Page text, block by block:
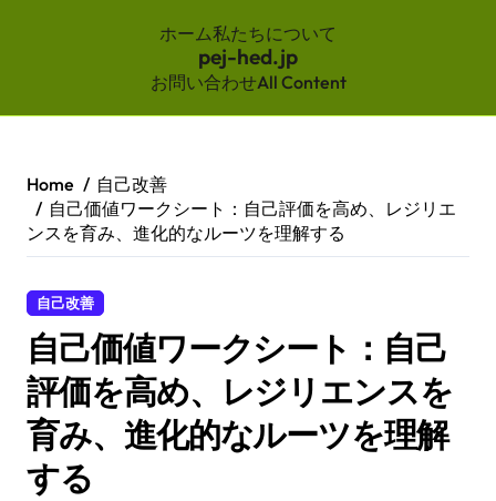
ホーム私たちについて
pej-hed.jp
お問い合わせAll Content
content
Home
自己改善
自己価値ワークシート：自己評価を高め、レジリエ
ンスを育み、進化的なルーツを理解する
自己改善
自己価値ワークシート：自己
評価を高め、レジリエンスを
育み、進化的なルーツを理解
する